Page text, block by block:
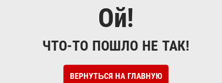
Ой!
ЧТО-ТО ПОШЛО НЕ ТАК!
ВЕРНУТЬСЯ НА ГЛАВНУЮ